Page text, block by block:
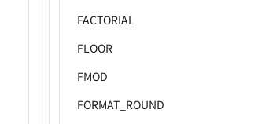
FACTORIAL
FLOOR
FMOD
FORMAT_ROUND